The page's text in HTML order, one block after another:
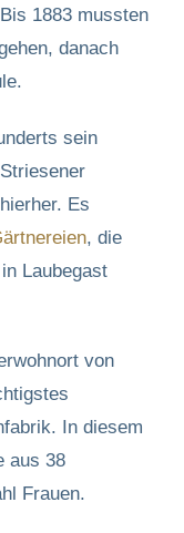
1883 mussten
danach
sein
Es
, die
Laubegast
von
In diesem
aus 38
Frauen.